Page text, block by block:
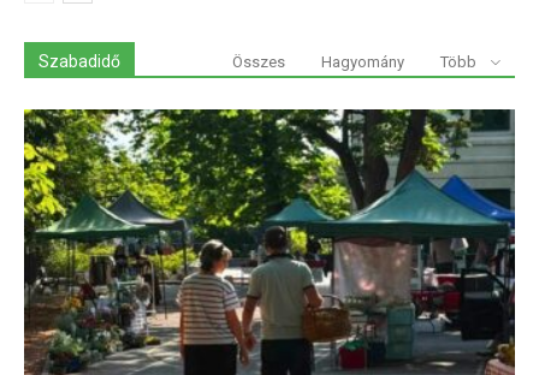
Szabadidő Összes Hagyomány Több